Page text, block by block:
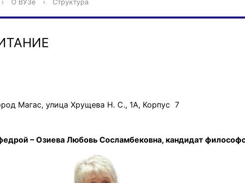
› О ВУЗе › Структура
Магас, улица Хрущева Н. С., 1А, Корпус 7
Любовь Сосламбековна, кандидат